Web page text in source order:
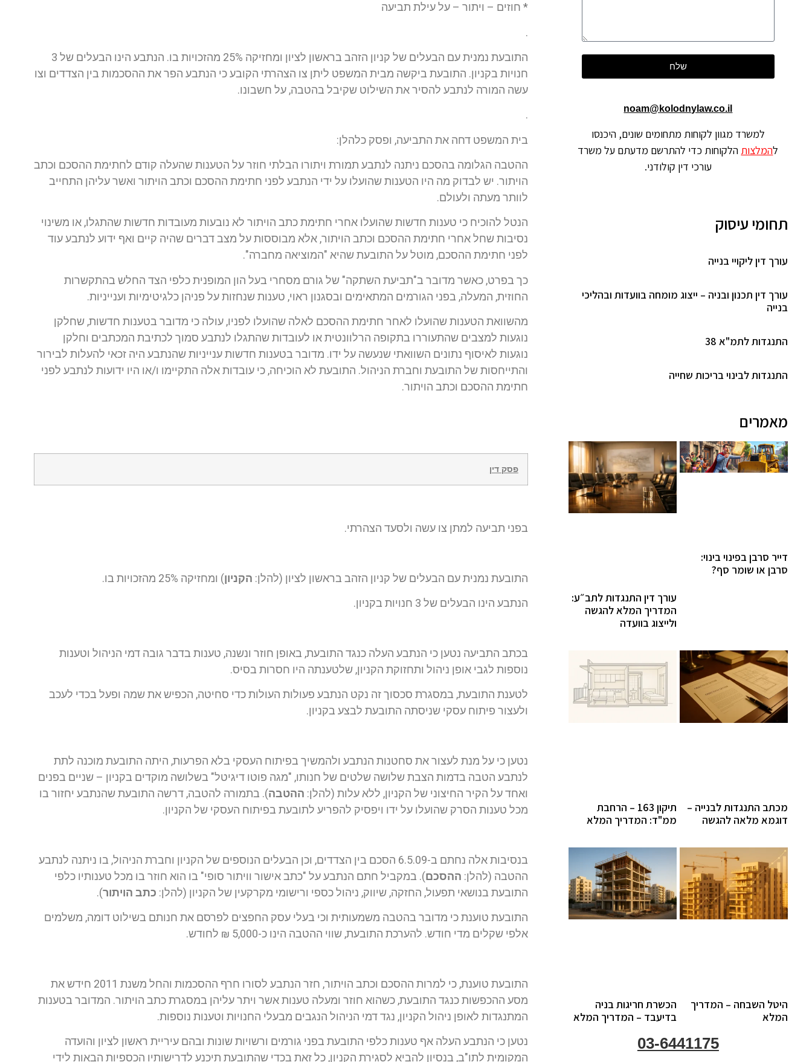
שלח
noam@kolodnylaw.co.il
למשרד מגוון לקוחות מתחומים שונים, היכנסו
להמלצות הלקוחות כדי להתרשם מדעתם על משרד
עורכי דין קולודני.
תחומי עיסוק
עורך דין ליקויי בנייה
עורך דין תכנון ובניה – ייצוג מומחה בוועדות ובהליכי
בנייה
התנגדות לתמ"א 38
התנגדות לבינוי בריכות שחייה
מאמרים
דייר סרבן בפינוי בינוי:
סרבן או שומר סף?
עורך דין התנגדות לתב״ע:
המדריך המלא להגשה
ולייצוג בוועדה
מכתב התנגדות לבנייה –
דוגמא מלאה להגשה
תיקון 163 – הרחבת
ממ"ד: המדריך המלא
היטל השבחה – המדריך
המלא
הכשרת חריגות בניה
בדיעבד – המדריך המלא
03-6441175
* חוזים – ויתור – על עילת תביעה
.
התובעת נמנית עם הבעלים של קניון הזהב בראשון לציון ומחזיקה 25% מהזכויות בו. הנתבע הינו הבעלים של 3
חנויות בקניון. התובעת ביקשה מבית המשפט ליתן צו הצהרתי הקובע כי הנתבע הפר את ההסכמות בין הצדדים וצו
עשה המורה לנתבע להסיר את השילוט שקיבל בהטבה, על חשבונו.
.
בית המשפט דחה את התביעה, ופסק כלהלן:
ההטבה הגלומה בהסכם ניתנה לנתבע תמורת ויתורו הבלתי חוזר על הטענות שהעלה קודם לחתימת ההסכם וכתב
הויתור. יש לבדוק מה היו הטענות שהועלו על ידי הנתבע לפני חתימת ההסכם וכתב הויתור ואשר עליהן התחייב
לוותר מעתה ולעולם.
הנטל להוכיח כי טענות חדשות שהועלו אחרי חתימת כתב הויתור לא נובעות מעובדות חדשות שהתגלו, או משינוי
נסיבות שחל אחרי חתימת ההסכם וכתב הויתור, אלא מבוססות על מצב דברים שהיה קיים ואף ידוע לנתבע עוד
לפני חתימת ההסכם, מוטל על התובעת שהיא "המוציאה מחברה".
כך בפרט, כאשר מדובר ב"תביעת השתקה" של גורם מסחרי בעל הון המופנית כלפי הצד החלש בהתקשרות
החוזית, המעלה, בפני הגורמים המתאימים ובסגנון ראוי, טענות שנחזות על פניהן כלגיטימיות וענייניות.
מהשוואת הטענות שהועלו לאחר חתימת ההסכם לאלה שהועלו לפניו, עולה כי מדובר בטענות חדשות, שחלקן
נוגעות למצבים שהתעוררו בתקופה הרלוונטית או לעובדות שהתגלו לנתבע סמוך לכתיבת המכתבים וחלקן
נוגעות לאיסוף נתונים השוואתי שנעשה על ידו. מדובר בטענות חדשות ענייניות שהנתבע היה זכאי להעלות לבירור
והתייחסות של התובעת וחברת הניהול. התובעת לא הוכיחה, כי עובדות אלה התקיימו ו/או היו ידועות לנתבע לפני
חתימת ההסכם וכתב הויתור.
פסק דין
בפני תביעה למתן צו עשה ולסעד הצהרתי.
התובעת נמנית עם הבעלים של קניון הזהב בראשון לציון (להלן: הקניון) ומחזיקה 25% מהזכויות בו.
הנתבע הינו הבעלים של 3 חנויות בקניון.
בכתב התביעה נטען כי הנתבע העלה כנגד התובעת, באופן חוזר ונשנה, טענות בדבר גובה דמי הניהול וטענות
נוספות לגבי אופן ניהול ותחזוקת הקניון, שלטענתה היו חסרות בסיס.
לטענת התובעת, במסגרת סכסוך זה נקט הנתבע פעולות העולות כדי סחיטה, הכפיש את שמה ופעל בכדי לעכב
ולעצור פיתוח עסקי שניסתה התובעת לבצע בקניון.
נטען כי על מנת לעצור את סחטנות הנתבע ולהמשיך בפיתוח העסקי בלא הפרעות, היתה התובעת מוכנה לתת
לנתבע הטבה בדמות הצבת שלושה שלטים של חנותו, "מגה פוטו דיגיטל" בשלושה מוקדים בקניון – שניים בפנים
ואחד על הקיר החיצוני של הקניון, ללא עלות (להלן: ההטבה). בתמורה להטבה, דרשה התובעת שהנתבע יחזור בו
מכל טענות הסרק שהועלו על ידו ויפסיק להפריע לתובעת בפיתוח העסקי של הקניון.
בנסיבות אלה נחתם ב-6.5.09 הסכם בין הצדדים, וכן הבעלים הנוספים של הקניון וחברת הניהול, בו ניתנה לנתבע
ההטבה (להלן: ההסכם). במקביל חתם הנתבע על "כתב אישור וויתור סופי" בו הוא חוזר בו מכל טענותיו כלפי
התובעת בנושאי תפעול, החזקה, שיווק, ניהול כספי ורישומי מקרקעין של הקניון (להלן: כתב הויתור).
התובעת טוענת כי מדובר בהטבה משמעותית וכי בעלי עסק החפצים לפרסם את חנותם בשילוט דומה, משלמים
אלפי שקלים מדי חודש. להערכת התובעת, שווי ההטבה הינו כ-5,000 ₪ לחודש.
התובעת טוענת, כי למרות ההסכם וכתב הויתור, חזר הנתבע לסורו חרף ההסכמות והחל משנת 2011 חידש את
מסע ההכפשות כנגד התובעת, כשהוא חוזר ומעלה טענות אשר ויתר עליהן במסגרת כתב הויתור. המדובר בטענות
המתנגדות לאופן ניהול הקניון, נגד דמי הניהול הנגבים מבעלי החנויות וטענות נוספות.
נטען כי הנתבע העלה אף טענות כלפי התובעת בפני גורמים ורשויות שונות ובהם עיריית ראשון לציון והועדה
המקומית לתו"ב, בנסיון להביא לסגירת הקניון, כל זאת בכדי שהתובעת תיכנע לדרישותיו הכספיות הבאות לידי